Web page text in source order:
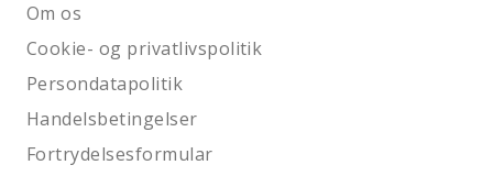
Om os
Cookie- og privatlivspolitik
Persondatapolitik
Handelsbetingelser
Fortrydelsesformular